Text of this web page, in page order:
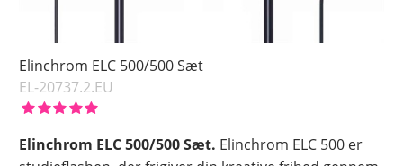
Elinchrom ELC 500/500 Sæt
EL-20737.2.EU
Elinchrom ELC 500/500 Sæt. Elinchrom ELC 500 er